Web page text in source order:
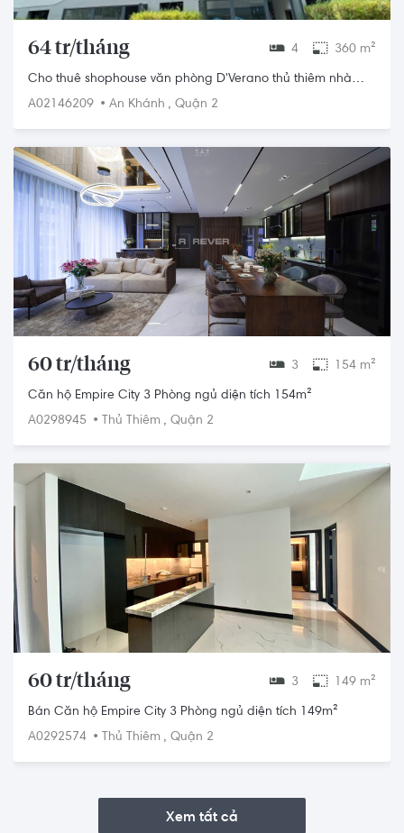
Cho thuê shophouse văn phòng D'Verano thủ thiêm nhà
nguyên căn
A02146209 • An Khánh , Quận 2
4 360 m²
64 tr/tháng
Căn hộ Empire City 3 Phòng ngủ diện tích 154m²
A0298945
• Thủ Thiêm , Quận 2
3 154 m²
60 tr/tháng
Bán Căn hộ Empire City 3 Phòng ngủ diện tích 149m²
A0292574 • Thủ Thiêm , Quận 2
3 149 m²
60 tr/tháng
Xem tất cả